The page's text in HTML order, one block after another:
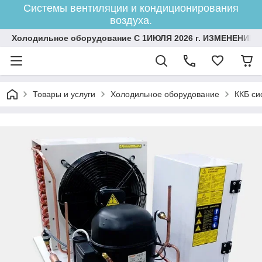
Системы вентиляции и кондиционирования
воздуха.
Холодильное оборудование С 1ИЮЛЯ 2026 г.
Товары и услуги Холодильное оборудование ККБ